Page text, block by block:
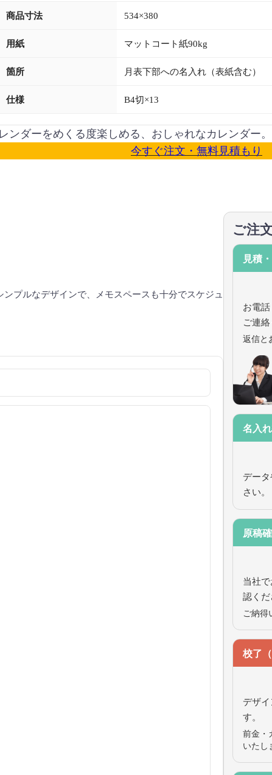
商品寸法 534×380
用紙 マットコート紙90kg
箇所 月表下部への名入れ（表紙含む）
仕様 B4切×13
ンダーをめくる度楽しめる、おしゃれなカレンダー。
今すぐ注文・無料見積もり
プルなデザインで、メモスペースも十分でスケジュ
ご注
見積
お電
ご連絡
返信と
名入
デー
さい。
原稿
当社
認くだ
ご納得
校了
デザ
す。
前金・
いたし